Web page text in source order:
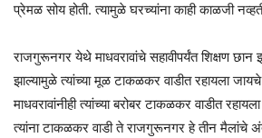
प्रेमळ सोय होती. त्यामुळे घरच्यांना काही काळजी
राजगुरूनगर येथे माधवरावांचे सहावीपर्यंत शिक्षण
झाल्यामुळे त्यांच्या मूळ टाकळकर वाडीत रहायला
माधवरावांनीही त्यांच्या बरोबर टाकळकर वाडीत
त्यांना टाकळकर वाडी ते राजगुरूनगर हे तीन मैलांचे